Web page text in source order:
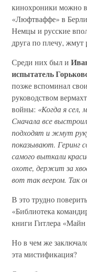
кинохроники можно
«Люфтваффе» в
Немцы и русские
друга по плечу, жмут
Среди них был и
испытатель
позже вспоминал
руководством
войны: «Когда я сел,
Сначала все
подходят и жмут
показывают. Геринг
самого выткали
охоте, держит за
вот так веером. Так
В это трудно
«Библиотека
книги Гитлера
Но в чем же
эта мистификация?